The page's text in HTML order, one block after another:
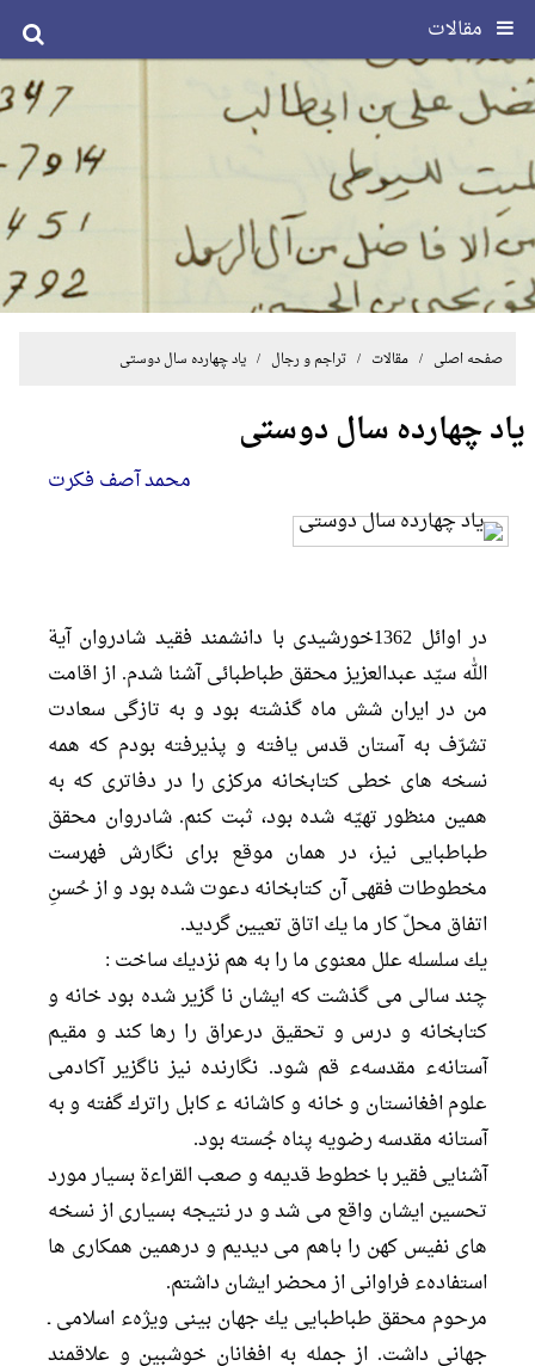
مقالات
صفحه اصلی /مقالات /تراجم و رجال / یاد چهارده سال دوستی
یاد چهارده سال دوستی
محمد آصف فکرت
در اوائل 1362خورشیدی با دانشمند فقيد شادروان آية
الله سيّد عبدالعزيز محقق طباطبائى آشنا شدم. از اقامت
من در ايران شش ماه گذشته بود و به تازگى سعادت
تشرّف به آستان قدس يافته و پذيرفته بودم كه همه
نسخه هاى خطى كتابخانه مركزى را در دفاترى كه به
همين منظور تهيّه شده بود، ثبت كنم. شادروان محقق
طباطبایی نيز، در همان موقع براى نگارش فهرست
مخطوطات فقهى آن كتابخانه دعوت شده بود و از حُسنِ
اتفاق محلّ كار ما يك اتاق تعيين گرديد.
يك سلسله علل معنوى ما را به هم نزديك ساخت :
چند سالى مى گذشت كه ایشان نا گزیر شده بود خانه و
كتابخانه و درس و تحقيق درعراق را رها کند و مقیم
آستانهء مقدسهء قم شود. نگارنده نيز ناگزير آكادمى
علوم افغانستان و خانه و كاشانه ء كابل راترك گفته و به
آستانه مقدسه رضویه پناه جُسته بود.
آشنايى فقير با خطوط قديمه و صعب القراءة بسيار مورد
تحسين ايشان واقع مى شد و در نتيجه بسيارى از نسخه
هاى نفيس كهن را باهم مى ديديم و درهمين همكارى ها
استفادهء فراوانى از محضر ايشان داشتم.
مرحوم محقق طباطبایی يك جهان بينى ویژهء اسلامى ـ
جهانى داشت. از جمله به افغانان خوشبين و علاقمند